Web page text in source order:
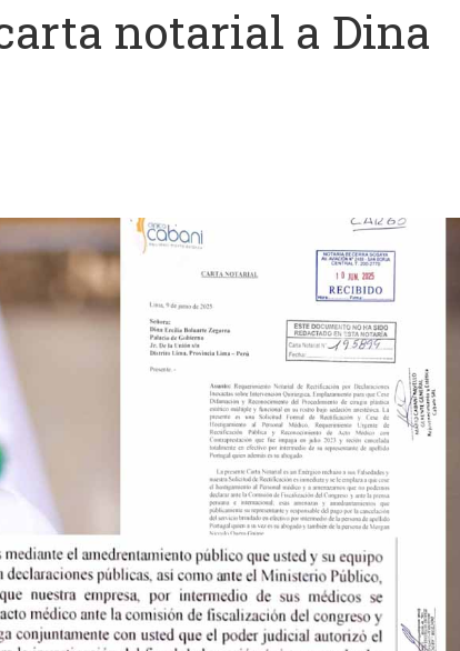
notarial a Dina